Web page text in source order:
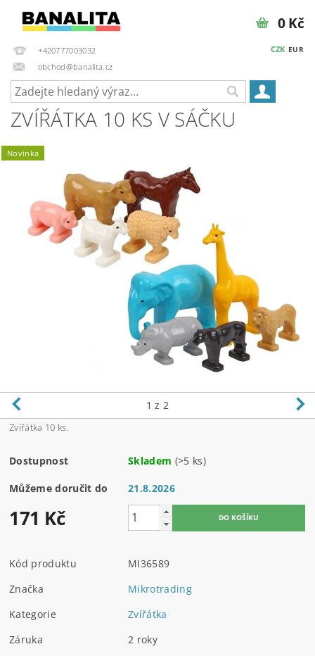
+420777003032
obchod@banalita.cz
CZK EUR
0 Kč
ZVÍŘÁTKA 10 KS V SÁČKU
Novinka
1 z 2
Zvířátka 10 ks.
Dostupnost Skladem (>5 ks)
Můžeme doručit do 21.8.2026
171 Kč
Kód produktu
MI36589
Značka
Mikrotrading
Kategorie
Zvířátka
Záruka
2 roky